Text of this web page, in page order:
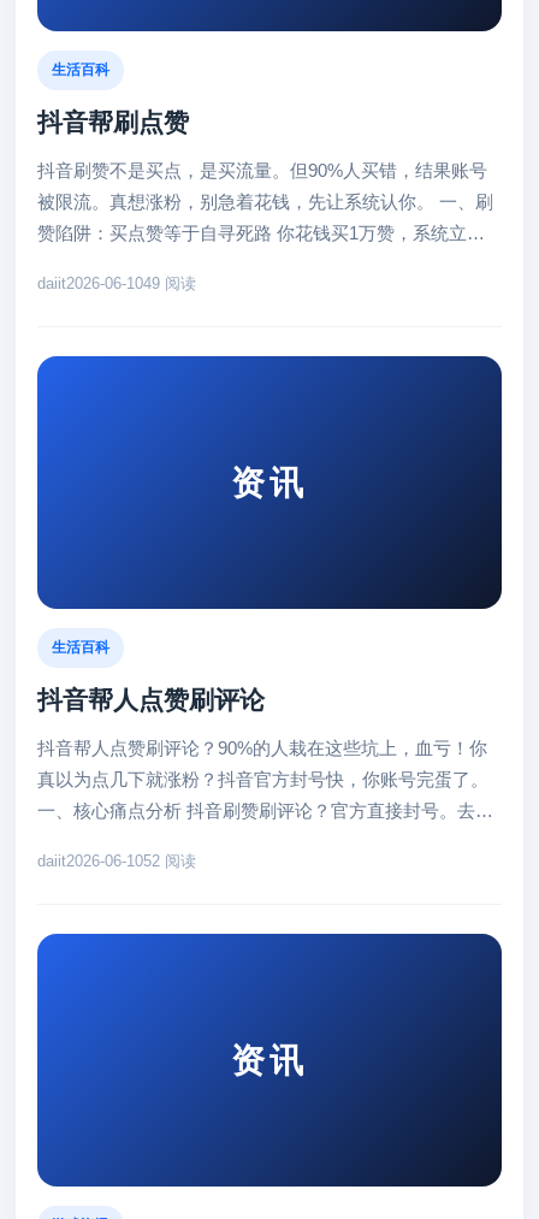
生活百科
抖音帮刷点赞
抖音刷赞不是买点，是买流量。但90%人买错，结果账号
被限流。真想涨粉，别急着花钱，先让系统认你。 一、刷
赞陷阱：买点赞等于自寻死路 你花钱买1万赞，系统立刻
daiit2026-06-1049 阅读
资讯
生活百科
抖音帮人点赞刷评论
抖音帮人点赞刷评论？90%的人栽在这些坑上，血亏！你
真以为点几下就涨粉？抖音官方封号快，你账号完蛋了。
一、核心痛点分析 抖音刷赞刷评论？官方直接封号。去年
daiit2026-06-1052 阅读
资讯